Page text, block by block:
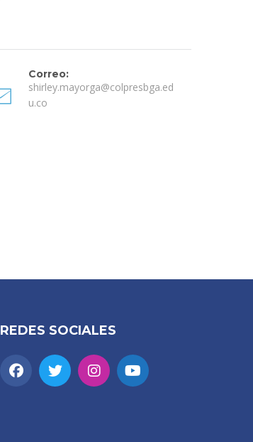
Correo:
shirley.mayorga@colpresbga.ed
u.co
REDES SOCIALES